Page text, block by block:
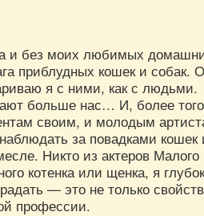
и без моих любимых
приблудных кошек и собак.
я с ними, как с людьми.
больше нас… И, более
своим, и молодым
за повадками кошек
Никто из актеров Малого
котенка или щенка, я
— это не только
профессии.